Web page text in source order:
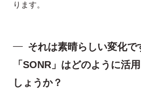
ります。
それは素晴らしい変化で
「SONR」はどのように活
しょうか？